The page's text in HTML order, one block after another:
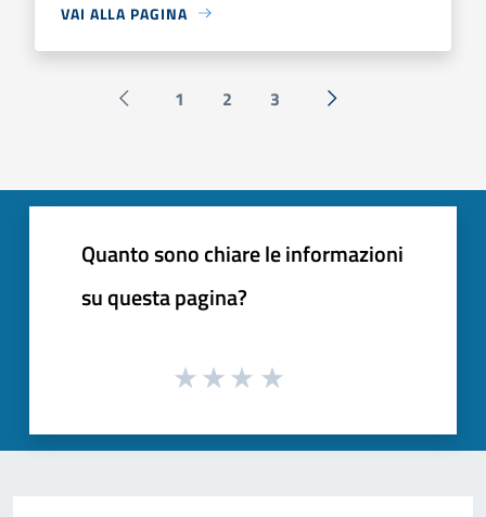
VAI ALLA PAGINA
Pagina precedente
1 2 3 Successiva »
Quanto sono chiare le informazioni
su questa pagina?